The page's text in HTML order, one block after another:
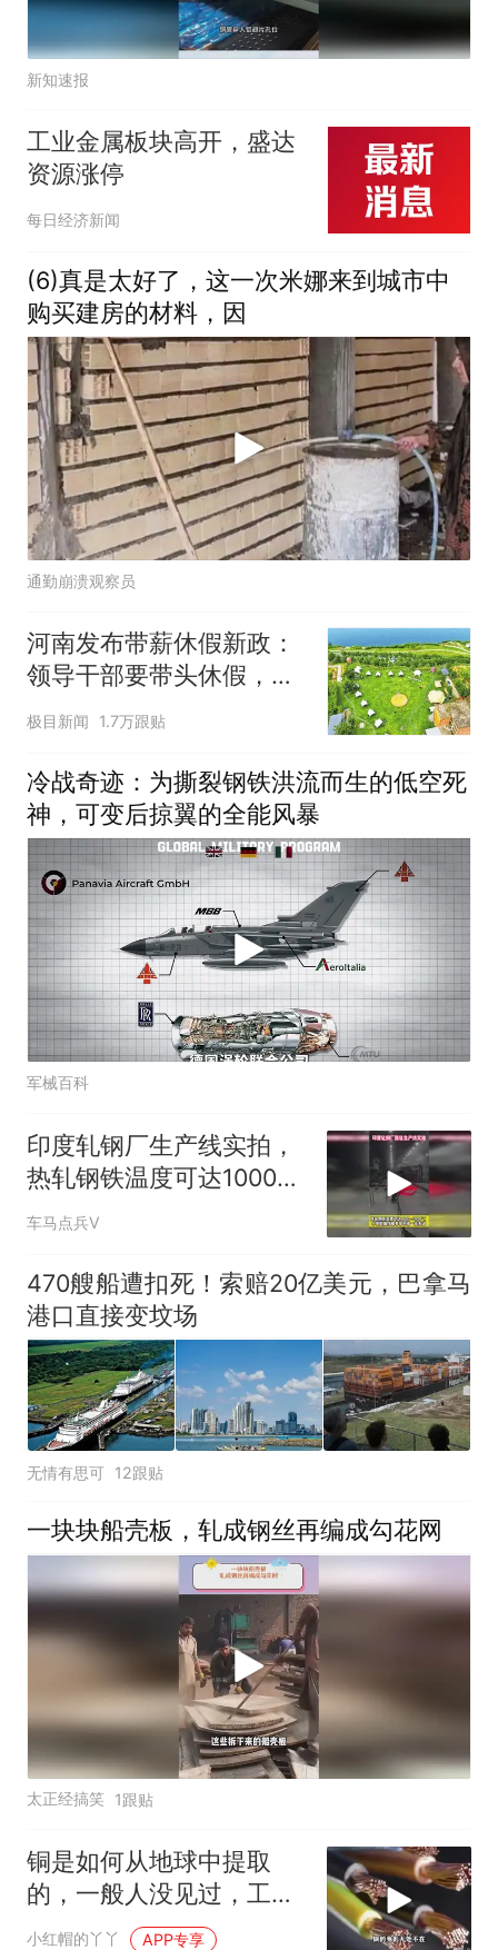
新知速报
工业金属板块高开，盛达
资源涨停
每日经济新闻
(6)真是太好了，这一次米娜来到城市中
购买建房的材料，因
通勤崩溃观察员
河南发布带薪休假新政：
领导干部要带头休假，推
动全员应休尽休、休满休
假，构建“周五半天+周末
+年假”短途度假模式
极目新闻 1.7万跟贴
冷战奇迹：为撕裂钢铁洪流而生的低空死
神，可变后掠翼的全能风暴
军械百科
印度轧钢厂生产线实拍，
热轧钢铁温度可达1000度
容不得一点失误
车马点兵V
470艘船遭扣死！索赔20亿美元，巴拿马
港口直接变坟场
无情有思可 12跟贴
一块块船壳板，轧成钢丝再编成勾花网
太正经搞笑 1跟贴
铜是如何从地球中提取
的，一般人没见过，工艺
令人大开眼界
小红帽的丫丫 APP专享